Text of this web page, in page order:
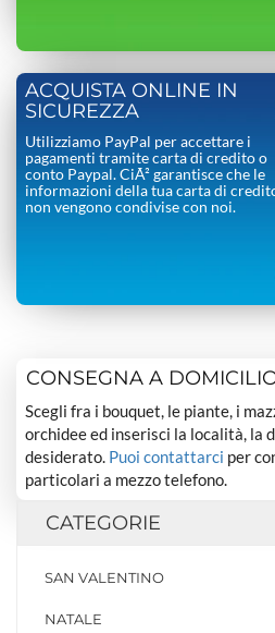
ACQUISTA ONLINE IN
SICUREZZA
Utilizziamo PayPal per accettare i
pagamenti tramite carta di credito o
conto Paypal. CiÃ² garantisce che le
informazioni della tua carta di
non vengono condivise con noi.
CONSEGNA A
Scegli fra i bouquet, le piante, i
orchidee ed inserisci la località, la
desiderato. Puoi contattarci per
particolari a mezzo telefono.
CATEGORIE
SAN VALENTINO
NATALE